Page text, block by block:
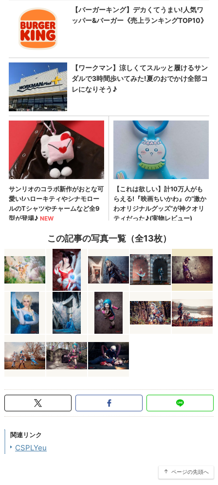
この記事の写真一覧（全13枚）
関連リンク
CSPLYeu
ページの先頭へ